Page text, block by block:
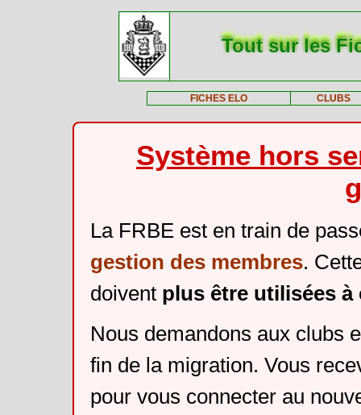
Tout sur les
FICHES ELO CLUBS
Système hors
La FRBE est en train de
gestion des membres.
doivent plus être utilisées
Nous demandons aux clubs
fin de la migration. Vous
pour vous connecter au